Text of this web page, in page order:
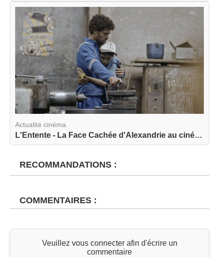
Actualité cinéma
L'Entente - La Face Cachée d'Alexandrie au ciném...
RECOMMANDATIONS :
COMMENTAIRES :
Veuillez vous connecter afin d'écrire un
commentaire